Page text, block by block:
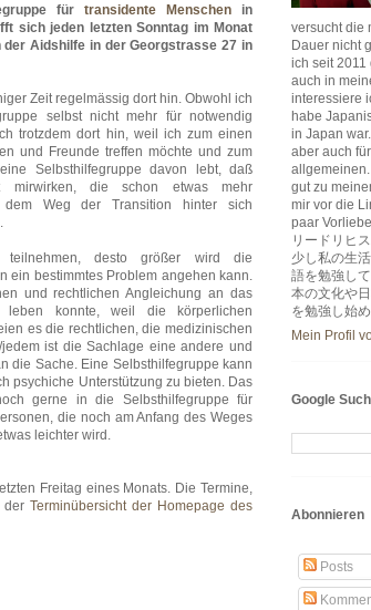
für transidente Menschen in
sich jeden letzten Sonntag im Monat
der Aidshilfe in der Georgstrasse 27 in
Zeit regelmässig dort hin. Obwohl ich
selbst nicht mehr für notwendig
trotzdem dort hin, weil ich zum einen
und Freunde treffen möchte und zum
Selbsthilfegruppe davon lebt, daß
mirwirken, die schon etwas mehr
dem Weg der Transition hinter sich
desto größer wird die
bestimmtes Problem angehen kann.
und rechtlichen Angleichung an das
konnte, weil die körperlichen
es die rechtlichen, die medizinischen
ist die Sachlage eine andere und
die Sache. Eine Selbsthilfegruppe kann
psychiche Unterstützung zu bieten. Das
gerne in die Selbsthilfegruppe für
die noch am Anfang des Weges
leichter wird.
Freitag eines Monats. Die Termine,
der Terminübersicht der Homepage des
versucht die
Dauer nicht
ich seit
auch in
interessiere
habe
in Japan
aber auch
gut zu
mir vor die
paar
リードリヒ
少し私の生
語を勉強し
本の文化や
を勉強し始め
Mein Profil
Google
Abonnieren
Posts